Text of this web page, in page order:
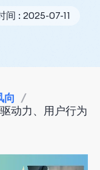
间 : 2025-07-11
向 /
动力、用户行为